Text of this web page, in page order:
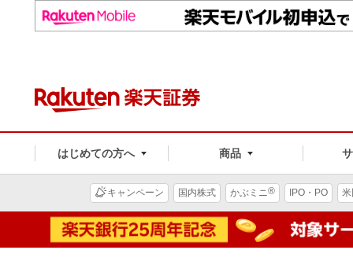
はじめての方へ 商品
キャンペーン 国内株式 かぶミニ® IPO・PO